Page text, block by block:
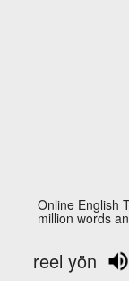
Online English
million words
reel yön